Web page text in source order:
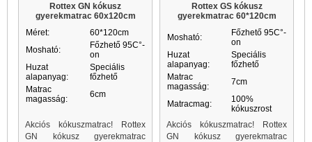
Rottex GN kókusz
gyerekmatrac 60x120cm
Méret:
60*120cm
Mosható:
Főzhető 95C°-
on
Huzat
alapanyag:
Speciális
főzhető
Matrac
magasság:
6cm
Akciós kókuszmatrac! Rottex
GN kókusz gyerekmatrac
Rottex GS kókusz
gyerekmatrac 60*120cm
Mosható:
Főzhető 95C°-
on
Huzat
alapanyag:
Speciális
főzhető
Matrac
magasság:
7cm
Matracmag:
100%
kókuszrost
Akciós kókuszmatrac! Rottex
GN kókusz gyerekmatrac